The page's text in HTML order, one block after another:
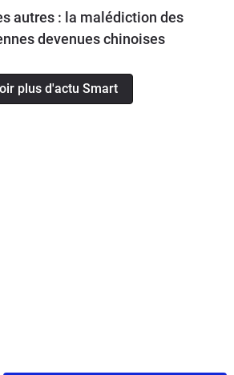
autres : la malédiction des
devenues chinoises
plus d'actu Smart